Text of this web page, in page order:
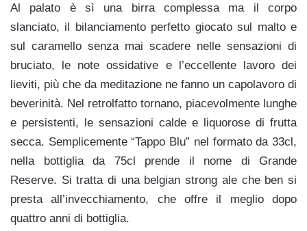
Al palato è sì una birra complessa ma il corpo
slanciato, il bilanciamento perfetto giocato sul malto e
sul caramello senza mai scadere nelle sensazioni di
bruciato, le note ossidative e l’eccellente lavoro dei
lieviti, più che da meditazione ne fanno un capolavoro di
beverinità. Nel retrolfatto tornano, piacevolmente lunghe
e persistenti, le sensazioni calde e liquorose di frutta
secca. Semplicemente “Tappo Blu” nel formato da 33cl,
nella bottiglia da 75cl prende il nome di Grande
Reserve. Si tratta di una belgian strong ale che ben si
presta all’invecchiamento, che offre il meglio dopo
quattro anni di bottiglia.